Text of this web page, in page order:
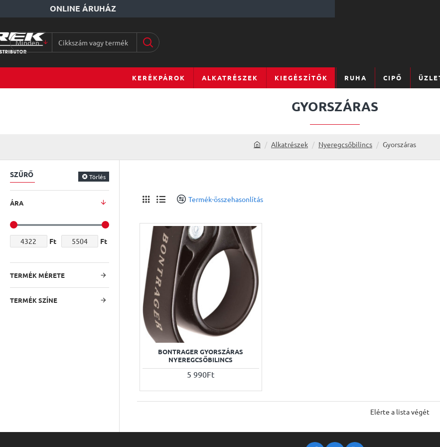
ONLINE ÁRUHÁZ
Minden
Cikkszám
terméknév...
KERÉKPÁROK ALKATRÉSZEK KIEGÉSZÍTŐK RUHA CIPŐ
GYORSZÁRAS
o
Alkatrészek Nyeregcsőbilincs Gyorszáras
SZŰRŐ Törlés
ÁRA
Ft Ft
TERMÉK MÉRETE
TERMÉK SZÍNE
Termék-összehasonlítás
BONTRAGER GYORSZÁRAS
NYEREGCSŐBILINCS
5 990Ft
Elérte a lista végét